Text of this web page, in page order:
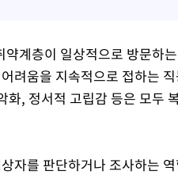
계층이 일상적으로 방문하
려움을 지속적으로 접하는
화, 정서적 고립감 등은 모두
자를 판단하거나 조사하는